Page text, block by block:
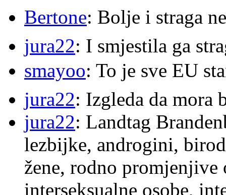
Bertone: Bolje i straga
jura22: I smjestila ga
smayoo: To je sve EU
jura22: Izgleda da mora
jura22: Landtag
lezbijke, androgini,
žene, rodno
interseksualne osobe,